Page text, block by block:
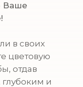
Ваше
в своих
цветовую
отдав
и